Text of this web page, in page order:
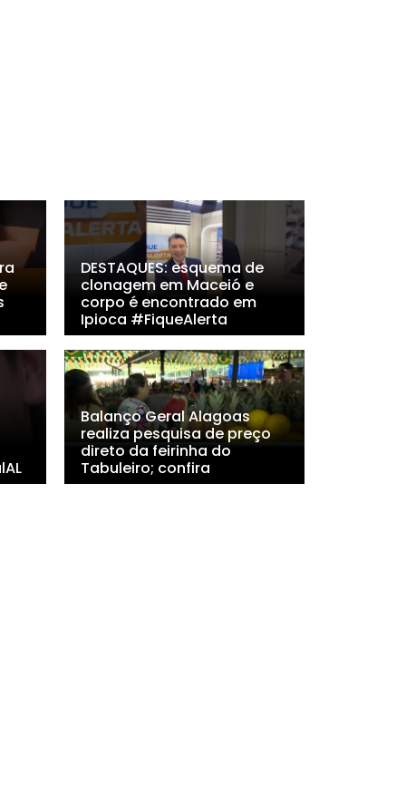
DESTAQUES: esquema de
clonagem em Maceió e
corpo é encontrado em
Ipioca #FiqueAlerta
Balanço Geral Alagoas
realiza pesquisa de preço
direto da feirinha do
Tabuleiro; confira